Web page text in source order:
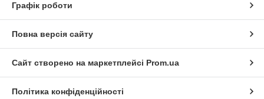
Графік роботи
Повна версія сайту
Сайт створено на маркетплейсі Prom.ua
Політика конфіденційності